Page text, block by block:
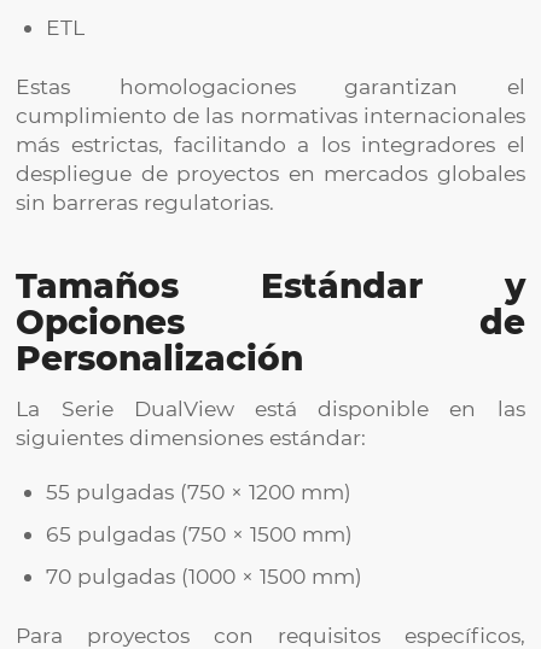
ETL
Estas homologaciones garantizan el
cumplimiento de las normativas internacionales
más estrictas, facilitando a los integradores el
despliegue de proyectos en mercados globales
sin barreras regulatorias.
Tamaños Estándar y
Opciones de
Personalización
La Serie DualView está disponible en las
siguientes dimensiones estándar:
55 pulgadas (750 × 1200 mm)
65 pulgadas (750 × 1500 mm)
70 pulgadas (1000 × 1500 mm)
Para proyectos con requisitos específicos,